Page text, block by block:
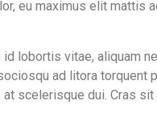
eu maximus elit mattis
lobortis vitae, aliquam
ad litora torquent
scelerisque dui. Cras sit